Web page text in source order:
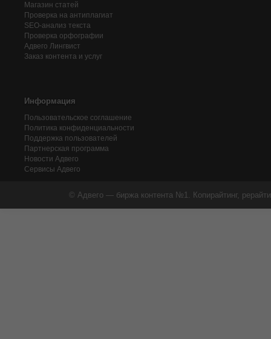
Магазин статей
Проверка на антиплагиат
SEO-анализ текста
Проверка орфографии
Адвего Лингвист
Заказ контента и услуг
Информация
Пользовательское соглашение
Политика конфиденциальности
Поддержка пользователей
Партнерская программа
Новости Адвего
Сервисы Адвего
© Адвего — биржа контента №1. Копирайтинг,